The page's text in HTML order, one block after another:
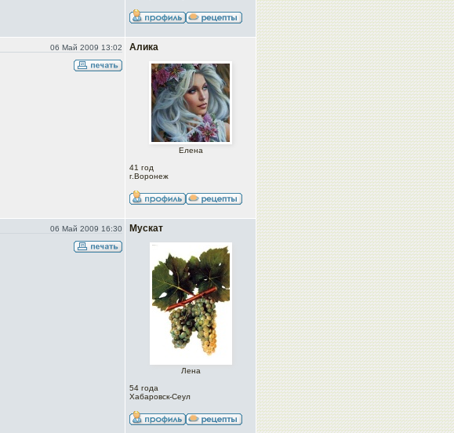
06 Май 2009 13:02 Алика
Елена
41 год
г.Воронеж
06 Май 2009 16:30 Мускат
Лена
54 года
Хабаровск-Сеул